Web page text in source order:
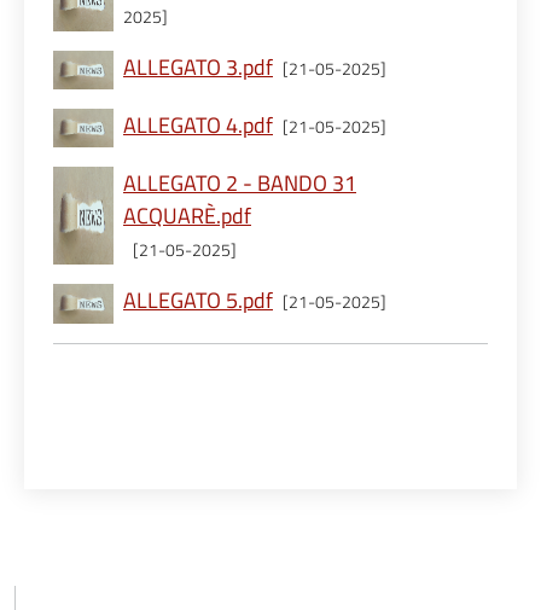
2025]
ALLEGATO 3.pdf [21-05-2025]
ALLEGATO 4.pdf [21-05-2025]
ALLEGATO 2 - BANDO 31
ACQUARÈ.pdf
[21-05-2025]
ALLEGATO 5.pdf [21-05-2025]